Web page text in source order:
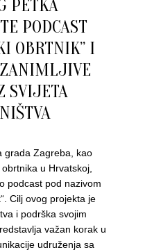
PETKA
PODCAST
OBRTNIK” I
SVIJETA
grada Zagreba, kao
u Hrvatskoj,
podcast pod nazivom
Cilj ovog projekta je
i podrška svojim
važan korak u
udruženja sa